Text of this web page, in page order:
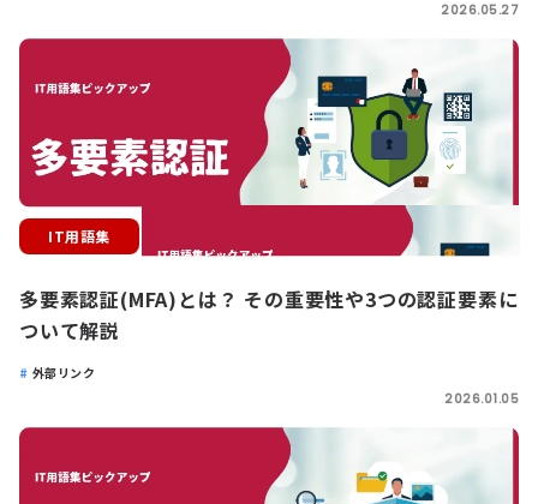
2026.05.27
IT用語集
多要素認証(MFA)とは？ その重要性や3つの認証要素に
ついて解説
外部リンク
2026.01.05